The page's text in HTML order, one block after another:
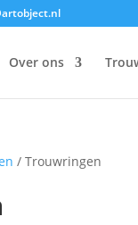
Over ons
/ Trouwringen